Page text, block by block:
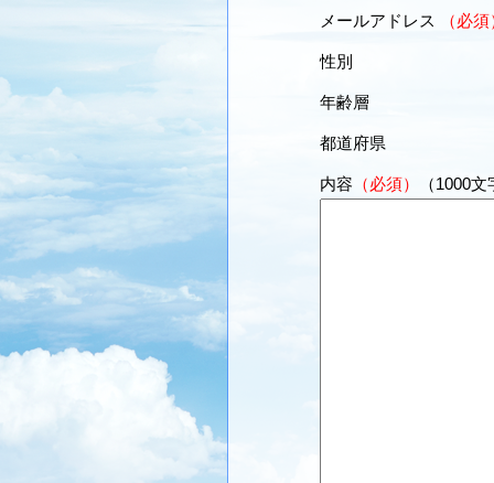
メールアドレス （必
性別
年齢層
都道府県
内容 （必須） （1000